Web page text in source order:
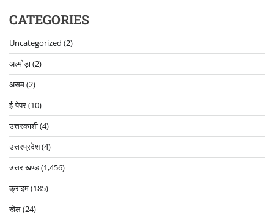
CATEGORIES
Uncategorized (2)
अल्मोड़ा(2)
असम(2)
ई-पेपर(10)
उत्तरकाशी(4)
उत्तरप्रदेश(4)
उत्तराखण्ड(1,456)
क्राइम(185)
खेल(24)